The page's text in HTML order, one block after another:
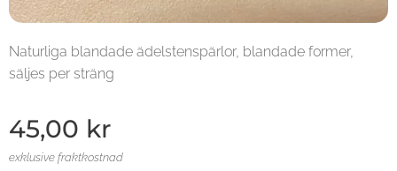
Naturliga blandade ädelstenspärlor, blandade former,
säljes per sträng
45,00 kr
exklusive fraktkostnad